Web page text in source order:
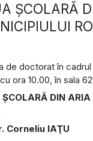
ŞCOLARĂ
de doctorat în
ora 10.00, în sala
ŞCOLARĂ DIN
Corneliu IAŢU